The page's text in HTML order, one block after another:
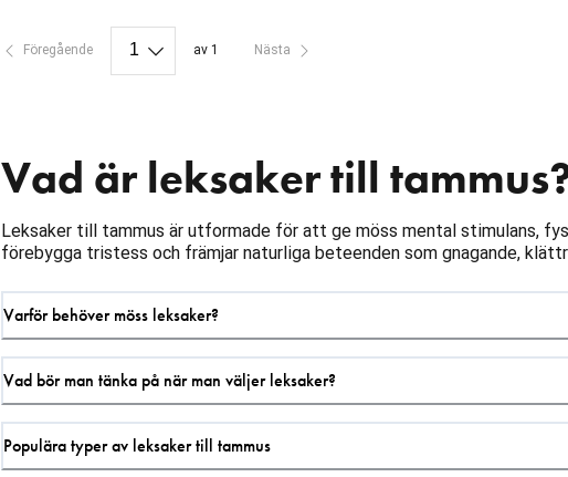
Föregående av 1 Nästa
Vad är leksaker till
Leksaker till tammus är utformade för att ge möss mental stimulans,
förebygga tristess och främjar naturliga beteenden som gnagande,
Varför behöver möss leksaker?
Vad bör man tänka på när man väljer leksaker?
Populära typer av leksaker till tammus